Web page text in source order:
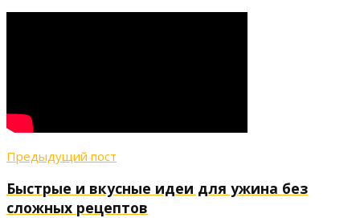
Предыдущий пост
Быстрые и вкусные идеи для ужина без
сложных рецептов